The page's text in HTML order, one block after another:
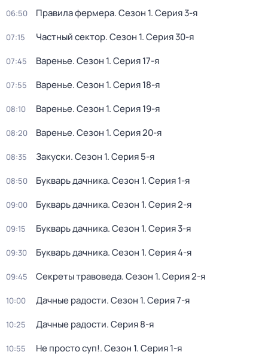
06:50 Правила фермера. Сезон 1. Серия 3-я
07:15 Частный сектор. Сезон 1. Серия 30-я
07:45 Варенье. Сезон 1. Серия 17-я
07:55 Варенье. Сезон 1. Серия 18-я
08:10 Варенье. Сезон 1. Серия 19-я
08:20 Варенье. Сезон 1. Серия 20-я
08:35 Закуски. Сезон 1. Серия 5-я
08:50 Букварь дачника. Сезон 1. Серия 1-я
09:00 Букварь дачника. Сезон 1. Серия 2-я
09:15 Букварь дачника. Сезон 1. Серия 3-я
09:30 Букварь дачника. Сезон 1. Серия 4-я
09:45 Секреты травоведа. Сезон 1. Серия 2-я
10:00 Дачные радости. Сезон 1. Серия 7-я
10:25 Дачные радости. Серия 8-я
10:55 Не просто суп!. Сезон 1. Серия 1-я